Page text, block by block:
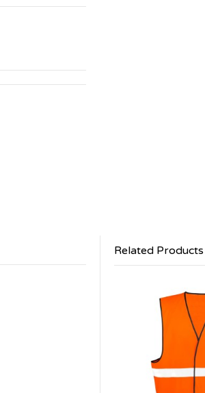
Related Products